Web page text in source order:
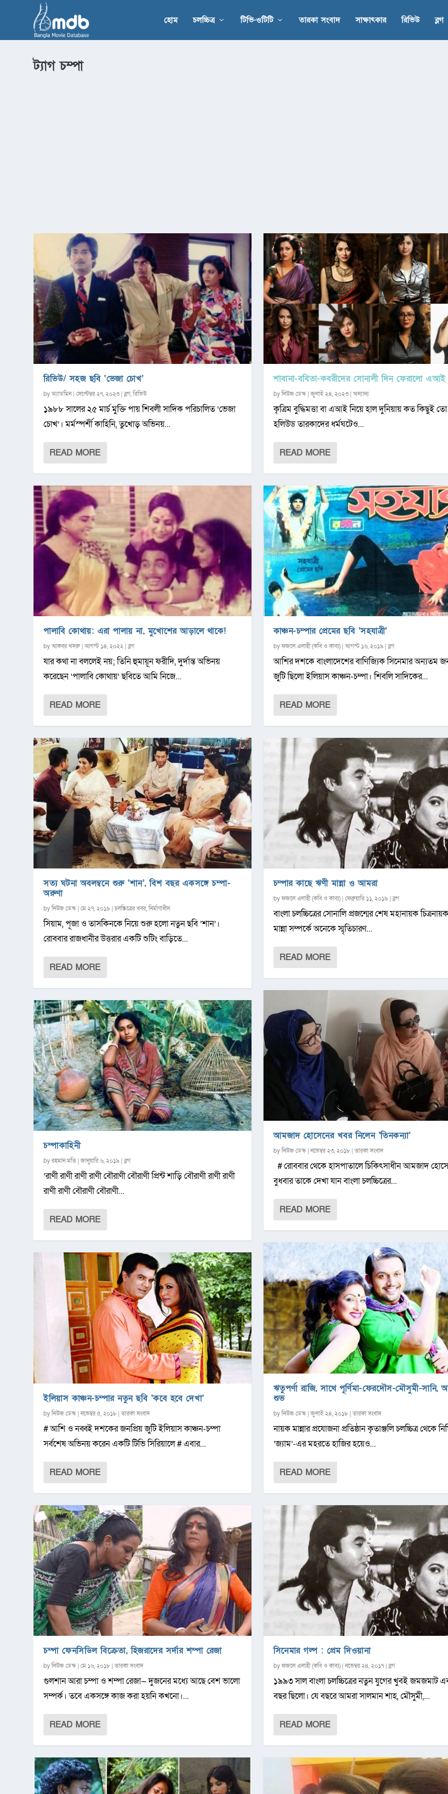
হোম চলচ্চিত্র টিভি-ওটিটি তারকা সংবাদ সাক্ষাৎকার রিভিউ ব্লগ
ট্যাগচম্পা
রিভিউ/ সহজ ছবি ‘ভেজা চোখ’
byঅ্যাডমিন|সেপ্টেম্বর ২৭, ২০২৩ |ব্লগ,রিভিউ
১৯৮৮ সালের ২৫ মার্চ মুক্তি পায় শিবলী সাদিক পরিচালিত ‘ভেজা
চোখ’। মর্মস্পর্শী কাহিনি, তুখোড় অভিনয়...
READ MORE
পালাবি কোথায়: এরা পালায় না, মুখোশের আড়ালে থাকে!
byআকবর খসরু|আগস্ট ১৪, ২০২২ |ব্লগ
যার কথা না বললেই নয়; তিনি হুমায়ূন ফরীদি, দুর্দান্ত অভিনয়
করেছেন ‘পালাবি কোথায়’ ছবিতে আমি নিজে...
READ MORE
সত্য ঘটনা অবলম্বনে শুরু ‘শান’, বিশ বছর একসঙ্গে চম্পা-
অরুণা
byনিউজ ডেস্ক |মে ২৭, ২০১৯ |চলচ্চিত্রের খবর,নির্মাণাধীন
সিয়াম, পূজা ও তাসকিনকে নিয়ে শুরু হলো নতুন ছবি ‘শান’।
রোববার রাজধানীর উত্তরার একটি শুটিং বাড়িতে...
READ MORE
চম্পাকাহিনী
byরহমান মতি |জানুয়ারি ৬, ২০১৯ |ব্লগ
‘রাণী রাণী রাণী রাণী বৌরাণী বৌরাণী প্রিন্ট শাড়ি বৌরাণী রাণী রাণী
রাণী রাণী বৌরাণী বৌরাণী...
READ MORE
ইলিয়াস কাঞ্চন-চম্পার নতুন ছবি ‘কবে হবে দেখা’
byনিউজ ডেস্ক |নভেম্বর ৫, ২০১৮ |তারকা সংবাদ
# আশি ও নব্বই দশকের জনপ্রিয় জুটি ইলিয়াস কাঞ্চন-চম্পা
সর্বশেষ অভিনয় করেন একটি টিভি সিরিয়ালে # এবার...
READ MORE
চম্পা ফেনসিডিল বিক্রেতা, হিজরাদের সর্দার শম্পা রেজা
byনিউজ ডেস্ক |মে ১৬, ২০১৮ |তারকা সংবাদ
গুলশান আরা চম্পা ও শম্পা রেজা— দুজনের মধ্যে আছে বেশ ভালো
সম্পর্ক। তবে একসঙ্গে কাজ করা হয়নি কখনো।...
READ MORE
শাবানা-ববিতা-কবরীদের সোনালী দিন ফেরালো এআই
byনিউজ ডেস্ক|জুলাই ২৪, ২০২৩|অন্যান্য
কৃত্রিম বুদ্ধিমত্তা বা এআই নিয়ে হাল দুনিয়ায় কত কিছুই
হলিউড তারকাদের ধর্মঘটেও...
READ MORE
কাঞ্চন-চম্পার প্রেমের ছবি ‘সহযাত্রী’
byফজলে এলাহী (কবি ও কাব্য)|আগস্ট ১৬, ২০১৯|ব্লগ
আশির দশকে বাংলাদেশের বাণিজ্যিক সিনেমার অন্যতম
জুটি ছিলো ইলিয়াস কাঞ্চন-চম্পা। শিবলি সাদিকের...
READ MORE
চম্পার কাছে ঋণী মান্না ও আমরা
byফজলে এলাহী (কবি ও কাব্য)| ফেব্রুয়ারি ১১, ২০১৯|ব্লগ
বাংলা চলচ্চিত্রের সোনালি প্রজন্মের শেষ মহানায়ক
মান্না সম্পর্কে অনেকে স্মৃতিচারণ...
READ MORE
আমজাদ হোসেনের খবর নিলেন ‘তিনকন্যা’
byনিউজ ডেস্ক|নভেম্বর ২৩, ২০১৮|তারকা সংবাদ
# রোববার থেকে হাসপাতালে চিকিৎসাধীন আমজাদ
বুধবার তাকে দেখা যান বাংলা চলচ্চিত্রের...
READ MORE
ঋতুপর্ণা রাজি, সাথে পূর্ণিমা-ফেরদৌস-মৌসুমী-সানি,
শুভ
byনিউজ ডেস্ক|জুলাই ২৪, ২০১৮|তারকা সংবাদ
নায়ক মান্নার প্রযোজনা প্রতিষ্ঠান কৃতাঞ্জলি চলচ্চিত্র থেকে
‌‘জ্যাম’-এর মহরতে হাজির হয়েও...
READ MORE
সিনেমার গল্প : প্রেম দিওয়ানা
byফজলে এলাহী (কবি ও কাব্য)|নভেম্বর ২৪, ২০১৭|ব্লগ
১৯৯৩ সাল বাংলা চলচ্চিত্রের নতুন যুগের খুবই জমজমাট
বছর ছিলো। যে বছরে আমরা সালমান শাহ, মৌসুমী,...
READ MORE